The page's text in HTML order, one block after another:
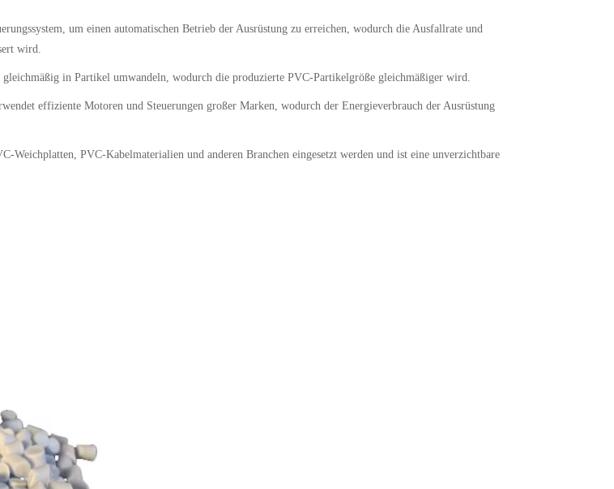
um einen automatischen Betrieb der Ausrüstung zu erreichen, wodurch die Ausfallrate und
wird.
in Partikel umwandeln, wodurch die produzierte PVC-Partikelgröße gleichmäßiger wird.
effiziente Motoren und Steuerungen großer Marken, wodurch der Energieverbrauch der Ausrüstung
PVC-Kabelmaterialien und anderen Branchen eingesetzt werden und ist eine unverzichtbare